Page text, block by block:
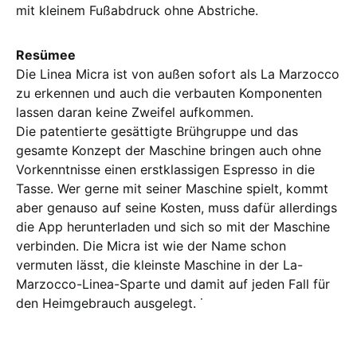
mit kleinem Fußabdruck ohne Abstriche.
Resümee
Die Linea Micra ist von außen sofort als La Marzocco
zu erkennen und auch die verbauten Komponenten
lassen daran keine Zweifel aufkommen.
Die patentierte gesättigte Brühgruppe und das
gesamte Konzept der Maschine bringen auch ohne
Vorkenntnisse einen erstklassigen Espresso in die
Tasse. Wer gerne mit seiner Maschine spielt, kommt
aber genauso auf seine Kosten, muss dafür allerdings
die App herunterladen und sich so mit der Maschine
verbinden. Die Micra ist wie der Name schon
vermuten lässt, die kleinste Maschine in der La-
Marzocco-Linea-Sparte und damit auf jeden Fall für
den Heimgebrauch ausgelegt. ˙